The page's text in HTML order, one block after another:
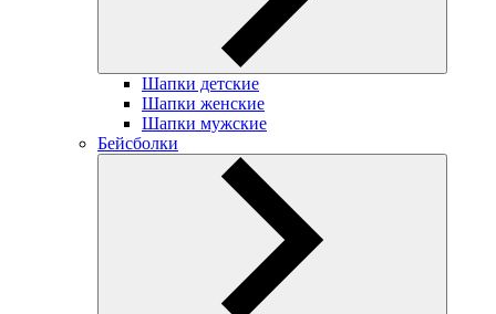
Шапки детские
Шапки женские
Шапки мужские
Бейсболки